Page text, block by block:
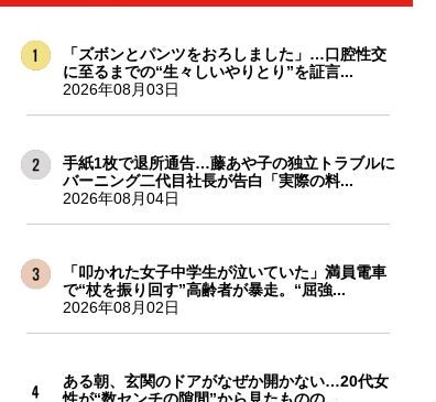
「ズボンとパンツをおろしました」…口腔性交
に至るまでの“生々しいやりとり”を証言...
2026年08月03日
手紙1枚で退所通告…藤あや子の独立トラブルに
バーニング二代目社長が告白「実際の料...
2026年08月04日
「叩かれた女子中学生が泣いていた」満員電車
で“杖を振り回す”高齢者が暴走。“屈強...
2026年08月02日
ある朝、玄関のドアがなぜか開かない…20代女